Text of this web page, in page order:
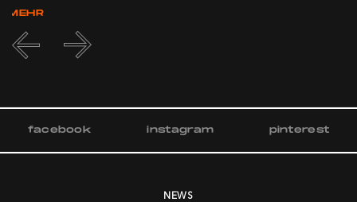
MEHR
facebook instagram pinterest
NEWS